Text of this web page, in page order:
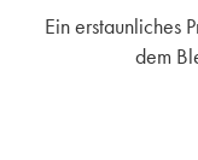
Ein erstaunliches
dem